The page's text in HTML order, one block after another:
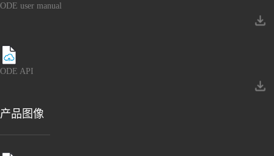
ODE user manual
ODE API
产品图像